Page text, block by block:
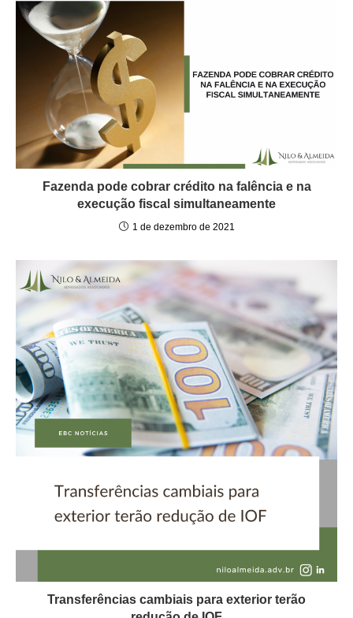
Fazenda pode cobrar crédito na falência e na
execução fiscal simultaneamente
1 de dezembro de 2021
Transferências cambiais para exterior terão